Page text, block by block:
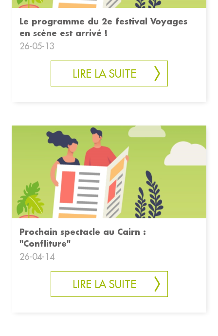
Le programme du 2e festival Voyages
en scène est arrivé !
26-05-13
LIRE LA SUITE
Prochain spectacle au Cairn :
"Confliture"
26-04-14
LIRE LA SUITE